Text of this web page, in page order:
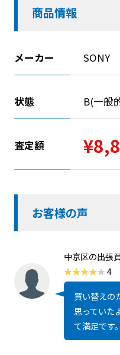
商品情報
メーカー SONY
状態 B(一般
査定額
お客様の声
中京区の出張
4
買い替えの
思っていた
て満足です。